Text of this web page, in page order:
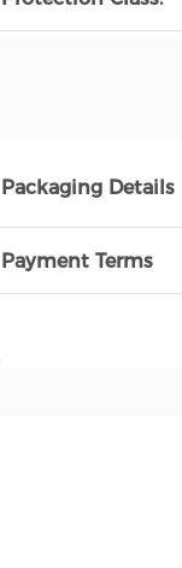
Packaging Details
Payment Terms